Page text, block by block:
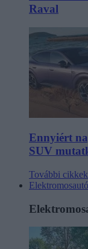
Raval
Ennyiért
SUV
További